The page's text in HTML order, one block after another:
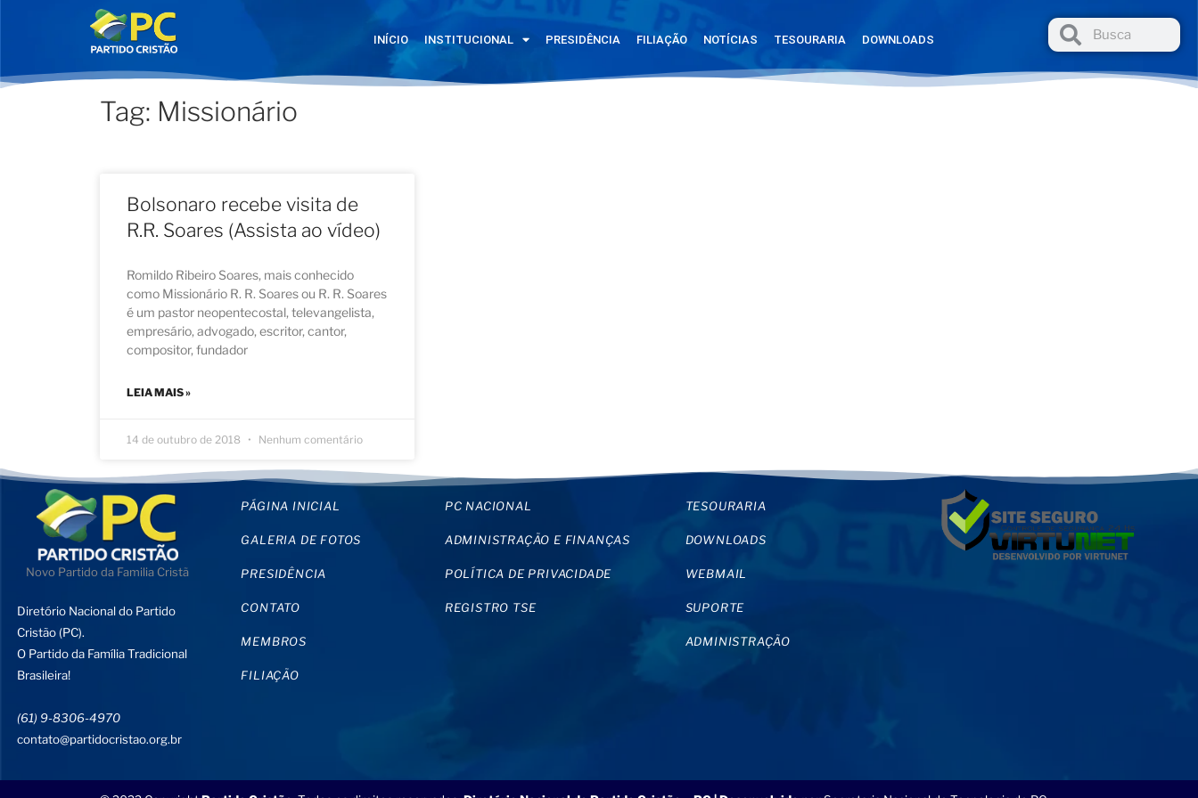
INÍCIO INSTITUCIONAL PRESIDÊNCIA FILIAÇÃO NOTÍCIAS TESOURARIA DOWNLOADS
Tag: Missionário
Bolsonaro recebe visita de
R.R. Soares (Assista ao vídeo)
Romildo Ribeiro Soares, mais conhecido
como Missionário R. R. Soares ou R. R. Soares
é um pastor neopentecostal, televangelista,
empresário, advogado, escritor, cantor,
compositor, fundador
LEIA MAIS »
14 de outubro de 2018 Nenhum comentário
Novo Partido da Familia Cristã
Diretório Nacional do Partido
Cristão (PC).
O Partido da Família Tradicional
Brasileira!
(61) 9-8306-4970
contato@partidocristao.org.br
PÁGINA INICIAL
GALERIA DE FOTOS
PRESIDÊNCIA
CONTATO
MEMBROS
FILIAÇÃO
PC NACIONAL
ADMINISTRAÇÃO E FINANÇAS
POLÍTICA DE PRIVACIDADE
REGISTRO TSE
TESOURARIA
DOWNLOADS
WEBMAIL
SUPORTE
ADMINISTRAÇÃO